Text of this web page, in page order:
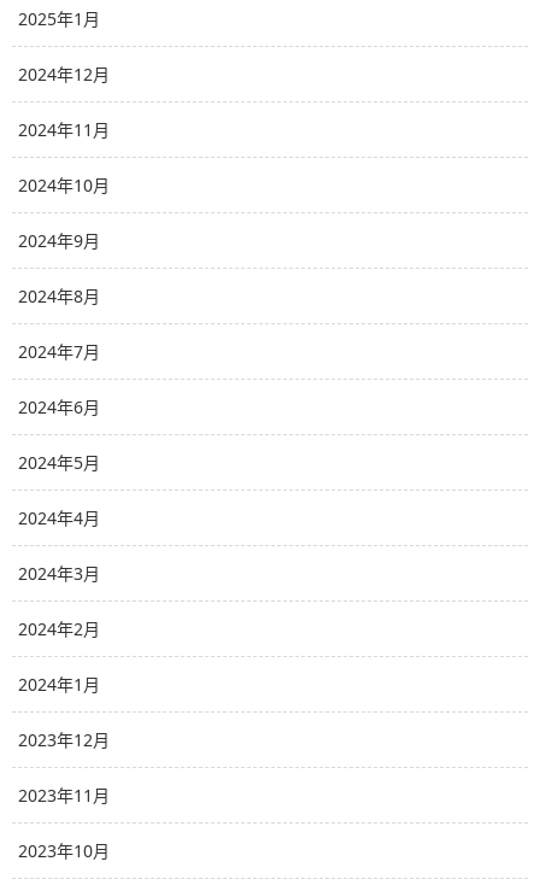
2025年1月
2024年12月
2024年11月
2024年10月
2024年9月
2024年8月
2024年7月
2024年6月
2024年5月
2024年4月
2024年3月
2024年2月
2024年1月
2023年12月
2023年11月
2023年10月